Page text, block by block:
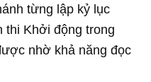
từng lập kỷ lục
thi Khởi động trong
nhờ khả năng đọc